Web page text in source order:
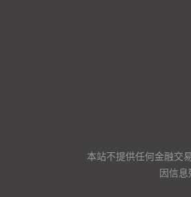
本站不提供任何金融交
因信